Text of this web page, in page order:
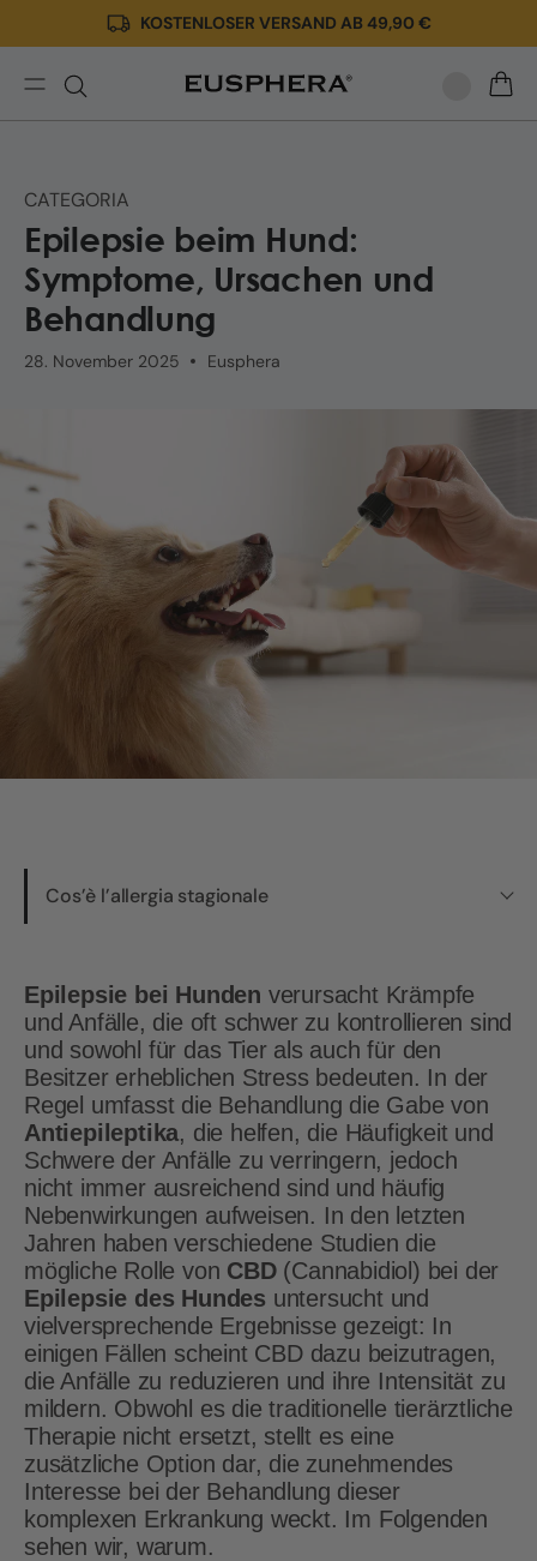
zum
Inhalt
KOSTENLOSER VERSAND AB 49,90 €
Behandlung
CBD
|
Eusphera
CATEGORIA
Epilepsie beim Hund:
Symptome, Ursachen und
Behandlung
28. November 2025 Eusphera
Cos’è l’allergia stagionale
Epilepsie bei Hunden verursacht Krämpfe
und Anfälle, die oft schwer zu kontrollieren sind
und sowohl für das Tier als auch für den
Besitzer erheblichen Stress bedeuten. In der
Regel umfasst die Behandlung die Gabe von
Antiepileptika, die helfen, die Häufigkeit und
Schwere der Anfälle zu verringern, jedoch
nicht immer ausreichend sind und häufig
Nebenwirkungen aufweisen. In den letzten
Jahren haben verschiedene Studien die
mögliche Rolle von CBD(Cannabidiol) bei der
Epilepsie des Hundes untersucht und
vielversprechende Ergebnisse gezeigt: In
einigen Fällen scheint CBD dazu beizutragen,
die Anfälle zu reduzieren und ihre Intensität zu
mildern. Obwohl es die traditionelle tierärztliche
Therapie nicht ersetzt, stellt es eine
zusätzliche Option dar, die zunehmendes
Interesse bei der Behandlung dieser
komplexen Erkrankung weckt. Im Folgenden
sehen wir, warum.